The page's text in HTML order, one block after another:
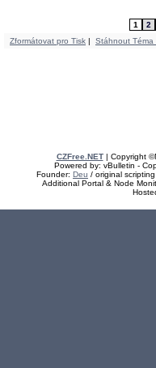
1
2
Zformátovat pro Tisk | Stáhnout Téma
CZFree.NET| Copyright
Powered by: vBulletin -
Founder: Deu / original
Additional Portal & Node